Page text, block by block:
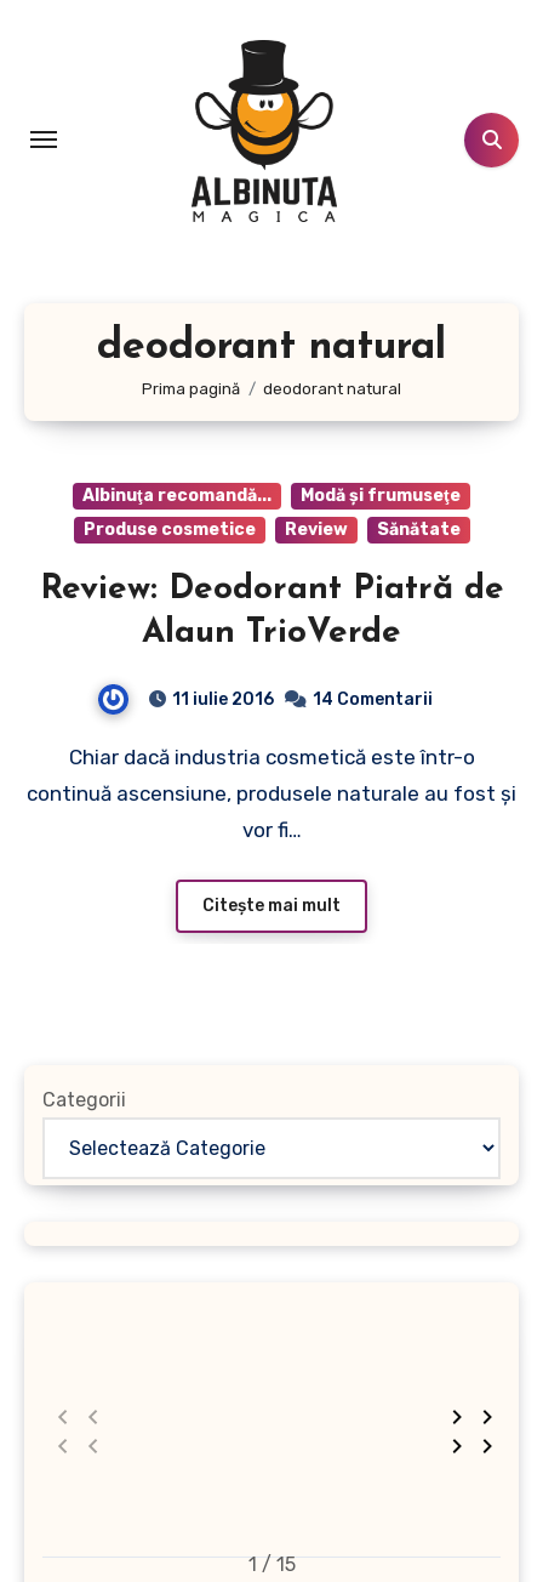
deodorant natural
Prima pagină deodorant natural
Albinuţa recomandă...
Modă şi frumuseţe
Produse cosmetice
Review Sănătate
Review: Deodorant Piatră de
Alaun TrioVerde
11 iulie 2016 14 Comentarii
Chiar dacă industria cosmetică este într-o
continuă ascensiune, produsele naturale au fost şi
vor fi…
Citește mai mult
Categorii
1 / 15